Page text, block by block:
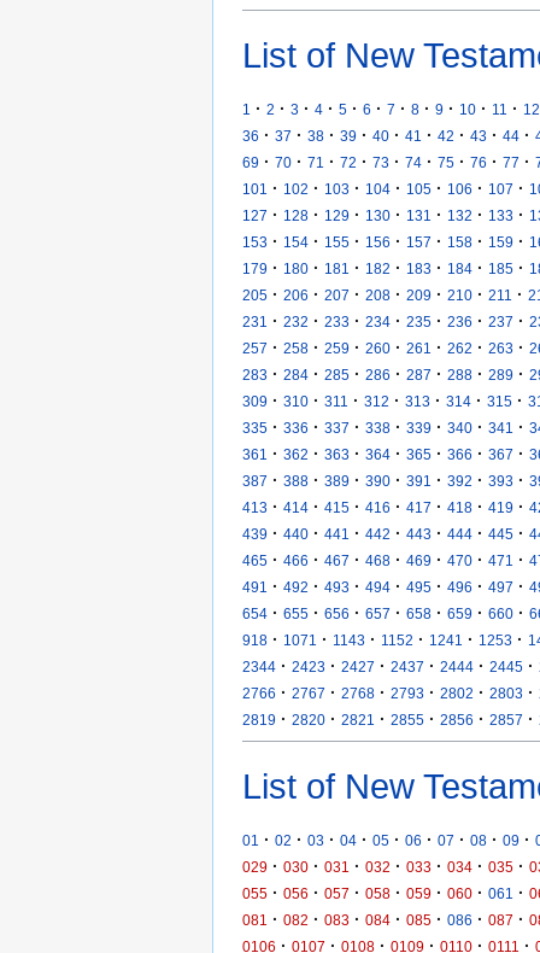
List of New
1 · 2 · 3 · 4 · 5 · 6 · 7 · 8 · 9 · 10 · 11 · 12
36 · 37 · 38 · 39 · 40 · 41 · 42 · 43 · 44 ·
69 · 70 · 71 · 72 · 73 · 74 · 75 · 76 · 77 ·
101
· 102 · 103 · 104 · 105 · 106 · 107 ·
127 · 128 · 129 · 130 · 131 · 132 · 133 ·
153 · 154 · 155 · 156 · 157 · 158 · 159 ·
179 · 180 · 181 · 182 · 183 · 184 · 185 ·
205 · 206 · 207 · 208 · 209 · 210 · 211 ·
231
· 232 · 233 · 234 · 235 · 236 · 237 ·
257 · 258 · 259 · 260 · 261 · 262 · 263 ·
283 · 284 · 285 · 286 · 287 · 288 · 289 ·
309 · 310 · 311 · 312 · 313 · 314 · 315 ·
335 · 336 · 337 · 338 · 339 · 340 · 341 ·
361
· 362 · 363 · 364 · 365 · 366 · 367 ·
387 · 388 · 389 · 390 · 391 · 392 · 393 ·
413 · 414 · 415 · 416 · 417 · 418 · 419 ·
439 · 440 · 441 · 442 · 443 · 444 · 445 ·
465 · 466 · 467 · 468 · 469 · 470 · 471 ·
491
· 492 · 493 · 494 · 495 · 496 · 497 ·
654 · 655 · 656 · 657 · 658 · 659 · 660 ·
918 · 1071 · 1143 · 1152 · 1241 · 1253 ·
2344 · 2423 · 2427 · 2437 · 2444 · 2445 ·
2766 · 2767 · 2768 · 2793 · 2802 · 2803 ·
2819 · 2820 · 2821 · 2855 · 2856 · 2857 ·
List of New
01 · 02 · 03 · 04 · 05 · 06 · 07 · 08 · 09 ·
029 · 030 · 031 · 032 · 033 · 034 · 035 ·
055 · 056 · 057 · 058 · 059 · 060 · 061 ·
081
· 082 · 083 · 084 · 085 · 086 · 087 ·
0106 · 0107 · 0108 · 0109 · 0110 · 0111 ·